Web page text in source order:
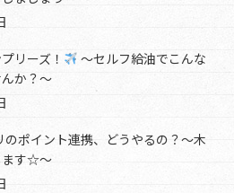
リーズ！
～セルフ給油でこんな
か？～
のポイント連携、どうやるの？～木
ます☆～